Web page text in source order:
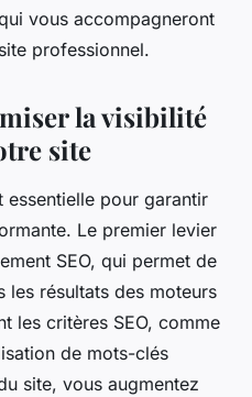
vous accompagneront
professionnel.
la visibilité
site
essentielle pour garantir
Le premier levier
SEO, qui permet de
les résultats des moteurs
les critères SEO, comme
de mots-clés
site, vous augmentez